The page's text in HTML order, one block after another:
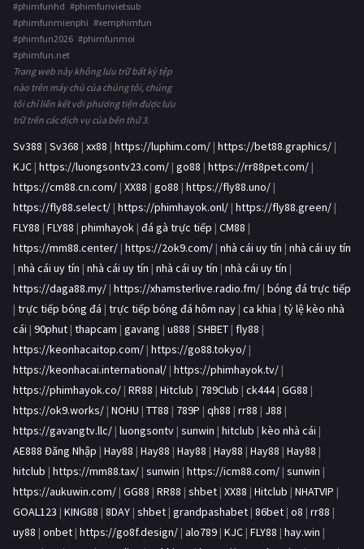
#phimfunhd #phimfunvietsub
#phimfunmienphi #xemphimfun
#phimfun2026 #phimfunmoi
#phimfun.net
Trang web này không lưu trữ bất kỳ tệp
nào trên máy chủ của chúng tôi, chúng
tôi chỉ liên kết với phương tiện được lưu
trữ trên các dịch vụ của bên thứ 3.
Sv388 | Sv368 | xx88 | https://luphim.com/ | https://bet88.graphics/ |
KJC | https://luongsontv23.com/ | go88 | https://rr88pet.com/ |
https://cm88.cn.com/ | XX88 | go88 | https://fly88.uno/ |
https://fly88.select/ | https://phimhayok.onl/ | https://fly88.green/ |
FLY88 | FLY88 | phimhayok | đá gà trực tiếp | CM88 |
https://mm88.center/ | https://2ok9.com/ | nhà cái uy tín | nhà cái uy tín
| nhà cái uy tín | nhà cái uy tín | nhà cái uy tín | nhà cái uy tín |
https://daga88.my/ | https://xhamsterlive.radio.fm/ | bóng đá trực tiếp
| trực tiếp bóng đá | trực tiếp bóng đá hôm nay | ca khia | tỷ lệ kèo nhà
cái | 90phut | thapcam | gavang | u888 | SHBET | fly88 |
https://keonhacaitop.com/ | https://go88.tokyo/ |
https://keonhacai.international/ | https://phimhayok.tv/ |
https://phimhayok.co/ | RR88 | Hitclub | 789Club | ck444| GG88 |
https://ok9.works/ | NOHU | TT88 | 789P | qh88 | rr88 | J88 |
https://gavangtv.llc/ | luongsontv | sunwin | hitclub | kèo nhà cái |
AE888 Đăng Nhập | Hay88 | Hay88 | Hay88 | Hay88 | Hay88 | Hay88 |
hitclub | https://mm88.tax/ | sunwin | https://icm88.com/ | sunwin |
https://aukuwin.com/ | GG88 | RR88 | shbet | XX88 | Hitclub | NHATVIP |
GOAL123 | KING88 | 8DAY | shbet | grandpashabet | 86bet | o8 | rr88 |
uy88 | onbet | https://go8f.design/ | alo789 | KJC | FLY88 | hay.win |